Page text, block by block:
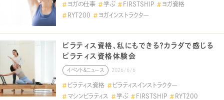
ヨガの仕事 学ぶ FIRSTSHIP
ヨガ資格
RYT200
ヨガインストラクター
ピラティス資格、私にもできる？カラダで感じる
ピラティス資格体験会
イベント＆ニュース 2026/6/6
ピラティス資格
ピラティスインストラクター
マシンピラティス
学ぶ FIRSTSHIP
RYT200